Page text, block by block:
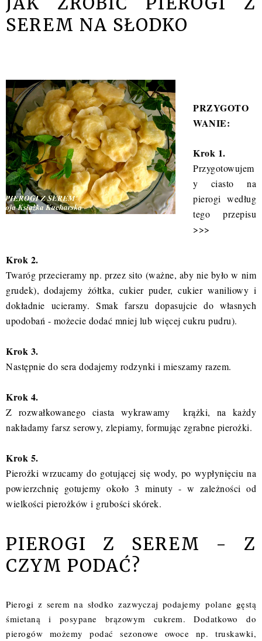
SEREM NA SŁODKO
PRZYGOTO
WANIE:
Krok 1.
Przygotowujem
y ciasto na
pierogi według
tego przepisu
>>>
Krok 2.
Twaróg przecieramy np. przez sito (ważne, aby nie było w nim
grudek), dodajemy żółtka, cukier puder, cukier waniliowy i
dokładnie ucieramy. Smak farszu dopasujcie do własnych
upodobań - możecie dodać mniej lub więcej cukru pudru).
Krok 3.
Następnie do sera dodajemy rodzynki i mieszamy razem.
Krok 4.
Z rozwałkowanego ciasta wykrawamy krążki, na każdy
nakładamy farsz serowy, zlepiamy, formując zgrabne pierożki.
Krok 5.
Pierożki wrzucamy do gotującej się wody, po wypłynięciu na
powierzchnię gotujemy około 3 minuty - w zależności od
wielkości pierożków i grubości skórek.
PIEROGI Z SEREM - Z
CZYM PODAĆ?
Pierogi z serem na słodko zazwyczaj podajemy polane gęstą
śmietaną i posypane brązowym cukrem. Dodatkowo do
pierogów możemy podać sezonowe owoce np. truskawki,